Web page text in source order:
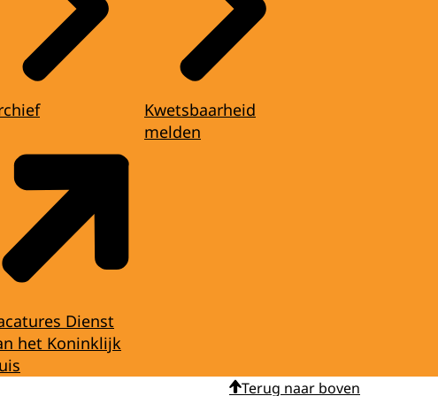
Dienst
het Koninklijk
Kwetsbaarheid
melden
Terug naar boven